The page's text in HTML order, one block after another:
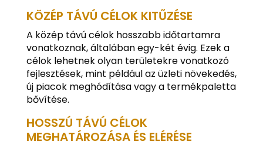
KÖZÉP TÁVÚ CÉLOK KITŰZÉSE
A közép távú célok hosszabb időtartamra
vonatkoznak, általában egy-két évig. Ezek a
célok lehetnek olyan területekre vonatkozó
fejlesztések, mint például az üzleti növekedés,
új piacok meghódítása vagy a termékpaletta
bővítése.
HOSSZÚ TÁVÚ CÉLOK
MEGHATÁROZÁSA ÉS ELÉRÉSE